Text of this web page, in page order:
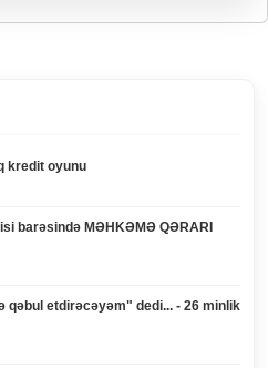
kredit oyunu
barəsində MƏHKƏMƏ QƏRARI
qəbul etdirəcəyəm" dedi... - 26 minlik